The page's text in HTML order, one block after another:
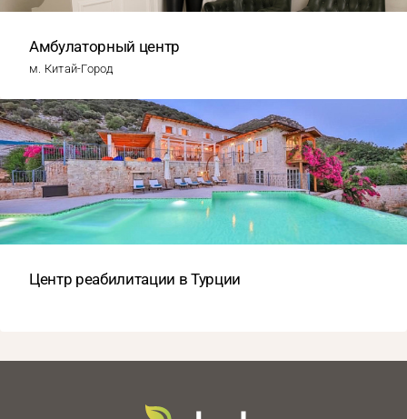
Амбулаторный центр
м. Китай-Город
Центр реабилитации в Турции